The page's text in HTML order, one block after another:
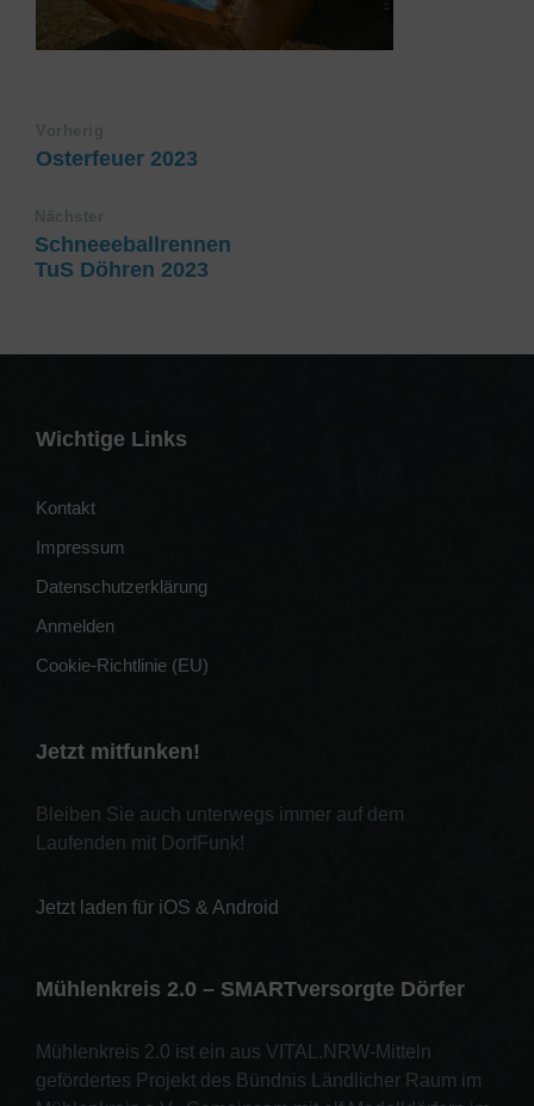
Osterfeuer 2023
Schneeeballrennen
TuS Döhren 2023
Wichtige Links
Kontakt
Impressum
Datenschutzerklärung
Anmelden
Cookie-Richtlinie (EU)
Jetzt mitfunken!
Bleiben Sie auch unterwegs immer auf dem
Laufenden mit DorfFunk!
Jetzt laden für iOS & Android
Mühlenkreis 2.0 – SMARTversorgte Dörfer
Mühlenkreis 2.0 ist ein aus VITAL.NRW-Mitteln
gefördertes Projekt des Bündnis Ländlicher Raum im